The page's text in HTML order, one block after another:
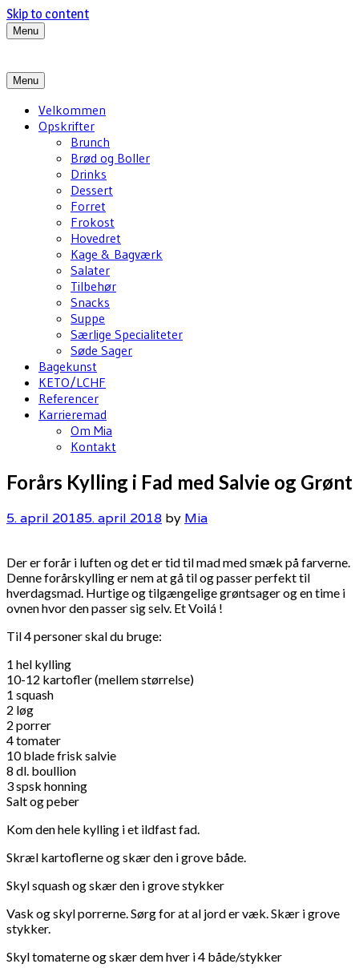
Skip to content
Menu
Menu
Velkommen
Opskrifter
Brunch
Brød og Boller
Drinks
Dessert
Forret
Frokost
Hovedret
Kage & Bagværk
Salater
Tilbehør
Snacks
Suppe
Særlige Specialiteter
Søde Sager
Bagekunst
KETO/LCHF
Referencer
Karrieremad
Om Mia
Kontakt
Forårs Kylling i Fad med Salvie og Grønt
5. april 20185. april 2018 by Mia
Der er forår i luften og det er tid til mad med smæk på farverne.
Denne forårskylling er nem at gå til og passer perfekt til
hverdagsmad. Hurtige og tilgængelige grøntsager og en time i
ovnen hvor den passer sig selv. Et Voilá !
Til 4 personer skal du bruge:
1 hel kylling
10-12 kartofler (mellem størrelse)
1 squash
2 løg
2 porrer
4 tomater
10 blade frisk salvie
8 dl. boullion
3 spsk honning
Salt og peber
Kom den hele kylling i et ildfast fad.
Skræl kartoflerne og skær den i grove både.
Skyl squash og skær den i grove stykker
Vask og skyl porrerne. Sørg for at al jord er væk. Skær i grove
stykker.
Skyl tomaterne og skær dem hver i 4 både/stykker